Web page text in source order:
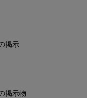
掲示
掲示物